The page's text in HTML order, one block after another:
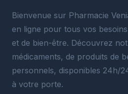
Bienvenue sur Pharmacie
en ligne pour tous vos
et de bien-être. Découvrez
médicaments, de produits de
personnels, disponibles 24h/
à votre porte.